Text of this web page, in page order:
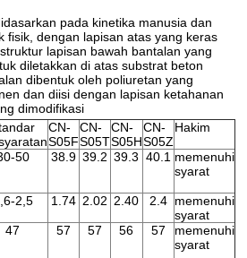
pada kinetika manusia dan
fisik, dengan lapisan atas yang keras
lapisan bawah bantalan yang
diletakkan di atas substrat beton
dibentuk oleh poliuretan yang
dan diisi dengan lapisan ketahanan
dimodifikasi
CN-
S05F
CN-
S05T
CN-
S05H
CN-
S05Z
Hakim
50 38.9 39.2 39.3 40.1 memenuhi
syarat
2,5 1.74 2.02 2.40 2.4 memenuhi
syarat
47 57 57 56 57
memenuhi
syarat